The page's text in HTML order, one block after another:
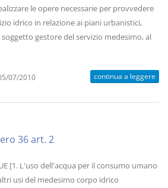
le opere necessarie per provvedere
idrico in relazione ai piani urbanistici,
gestore del servizio medesimo, al
07/2010 continua a leggere
36 art. 2
[1. L'uso dell'acqua per il consumo umano
usi del medesimo corpo idrico